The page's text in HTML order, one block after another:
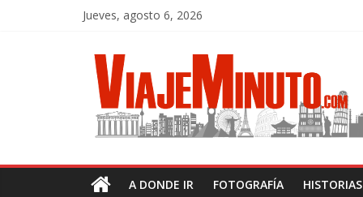
Jueves, agosto 6, 2026
A DONDE IR FOTOGRAFÍA